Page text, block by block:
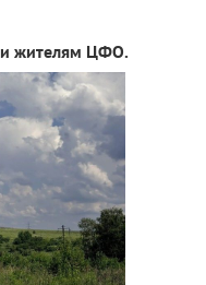
жителям ЦФО.